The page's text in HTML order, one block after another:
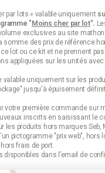
par lots » valable uniquement
"Moins cher par lot".
exclusives au site
somme des prix de référence
lot ou ce kit et ne prennent
appliquées sur les unités avec
valable uniquement sur les
jusqu'à épuisement
votre première commande sur
inscrits en saisissant le
les produits hors marques Seb,
pictogramme "prix web", hors
frais de port.
disponibles dans l’email de